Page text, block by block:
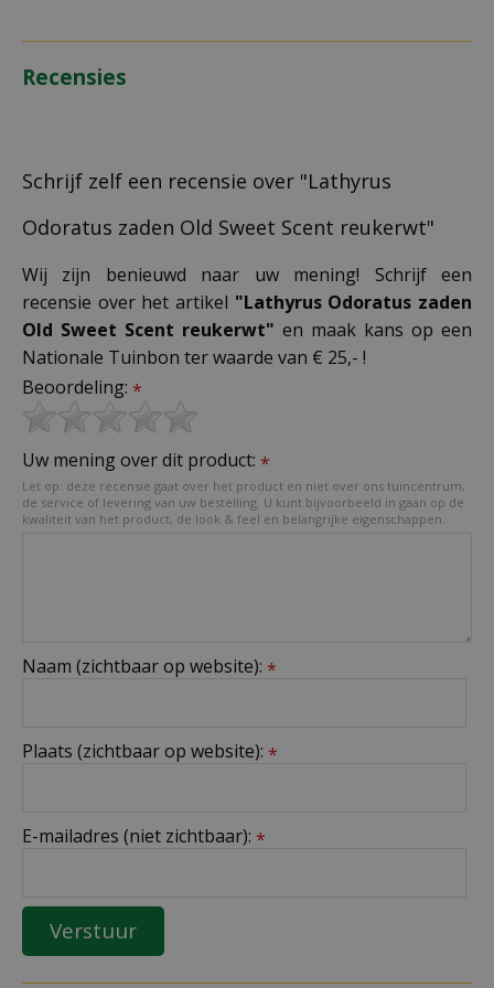
Recensies
Schrijf zelf een recensie over "Lathyrus
Odoratus zaden Old Sweet Scent reukerwt"
Wij zijn benieuwd naar uw mening! Schrijf een
recensie over het artikel "Lathyrus Odoratus zaden
Old Sweet Scent reukerwt" en maak kans op een
Nationale Tuinbon ter waarde van € 25,- !
Beoordeling: *
Uw mening over dit product: *
Let op: deze recensie gaat over het product en niet over ons tuincentrum,
de service of levering van uw bestelling. U kunt bijvoorbeeld in gaan op de
kwaliteit van het product, de look & feel en belangrijke eigenschappen.
Naam (zichtbaar op website): *
Plaats (zichtbaar op website): *
E-mailadres (niet zichtbaar): *